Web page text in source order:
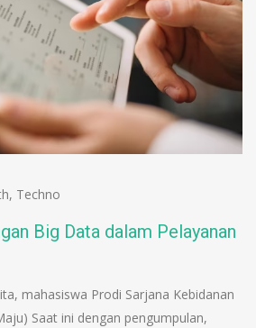
, Techno
Big Data dalam Pelayanan
mahasiswa Prodi Sarjana Kebidanan
Saat ini dengan pengumpulan,